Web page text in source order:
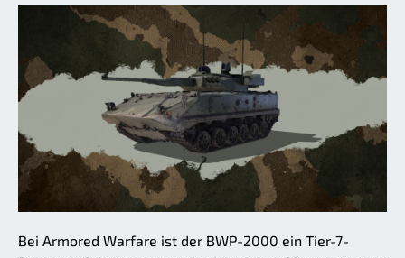
Bei Armored Warfare ist der BWP-2000 ein Tier-7-